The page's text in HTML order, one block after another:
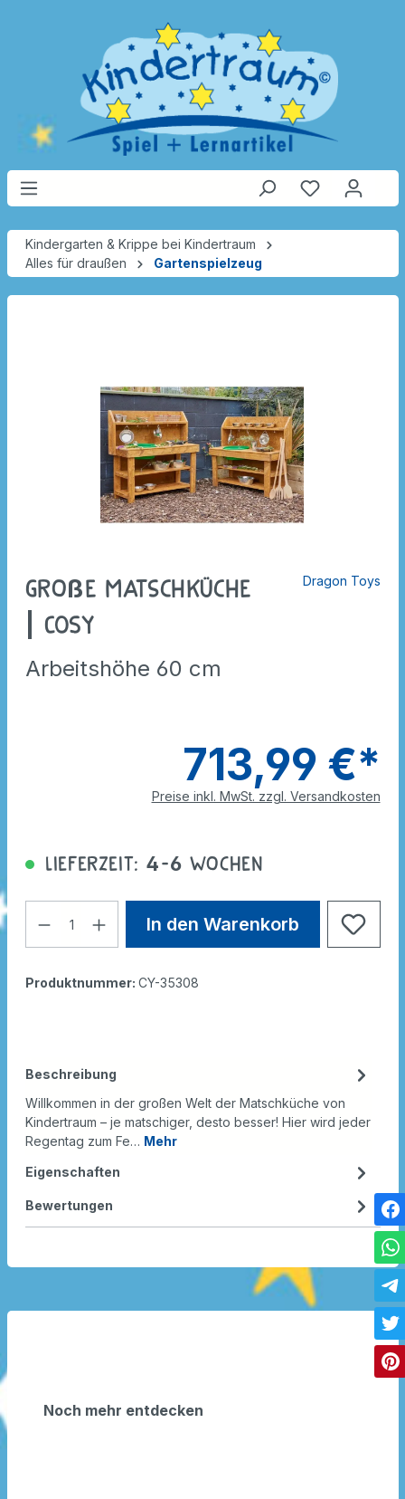
Kindergarten & Krippe bei Kindertraum
Alles für draußen
Gartenspielzeug
Große Matschküche
| COSY
Arbeitshöhe 60 cm
Dragon Toys
713,99 €*
Preise inkl. MwSt. zzgl. Versandkosten
Lieferzeit: 4-6 Wochen
In den Warenkorb
Produktnummer: CY-35308
Beschreibung
Willkommen in der großen Welt der Matschküche von
Kindertraum – je matschiger, desto besser! Hier wird jeder
Regentag zum Fe… Mehr
Eigenschaften
Bewertungen
Noch mehr entdecken